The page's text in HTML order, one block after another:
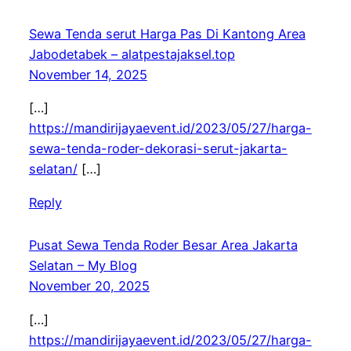
Sewa Tenda serut Harga Pas Di Kantong Area
Jabodetabek – alatpestajaksel.top
November 14, 2025
[…]
https://mandirijayaevent.id/2023/05/27/harga-
sewa-tenda-roder-dekorasi-serut-jakarta-
selatan/[…]
Reply
Pusat Sewa Tenda Roder Besar Area Jakarta
Selatan – My Blog
November 20, 2025
[…]
https://mandirijayaevent.id/2023/05/27/harga-